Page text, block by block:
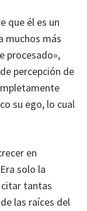
que él es un
muchos más
procesado»,
percepción de
su ego, lo cual
en
Era solo la
citar tantas
las raíces del